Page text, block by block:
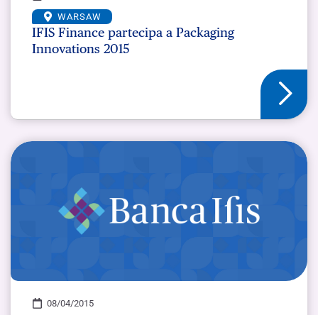
WARSAW
IFIS Finance partecipa a Packaging
Innovations 2015
08/04/2015